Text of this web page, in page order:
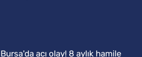
Bursa'da acı olay! 8 aylık hamile